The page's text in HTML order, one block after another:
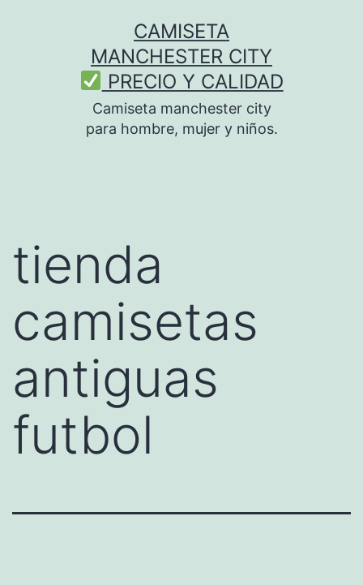
CAMISETA
MANCHESTER CITY
PRECIO Y CALIDAD
Camiseta manchester city
para hombre, mujer y niños.
tienda
camisetas
antiguas
futbol